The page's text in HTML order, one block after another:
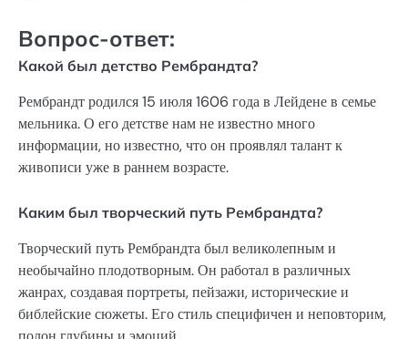
Вопрос-ответ:
Какой был детство Рембрандта?
Рембрандт родился 15 июля 1606 года в Лейдене в семье
мельника. О его детстве нам не известно много
информации, но известно, что он проявлял талант к
живописи уже в раннем возрасте.
Каким был творческий путь Рембрандта?
Творческий путь Рембрандта был великолепным и
необычайно плодотворным. Он работал в различных
жанрах, создавая портреты, пейзажи, исторические и
библейские сюжеты. Его стиль специфичен и неповторим,